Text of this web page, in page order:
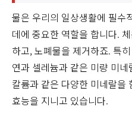
물은 우리의 일상생활에 필수
데에 중요한 역할을 합니다.
하고, 노폐물을 제거하죠. 특
연과 셀레늄과 같은 미량 미
칼륨과 같은 다양한 미네랄을
효능을 지니고 있습니다.